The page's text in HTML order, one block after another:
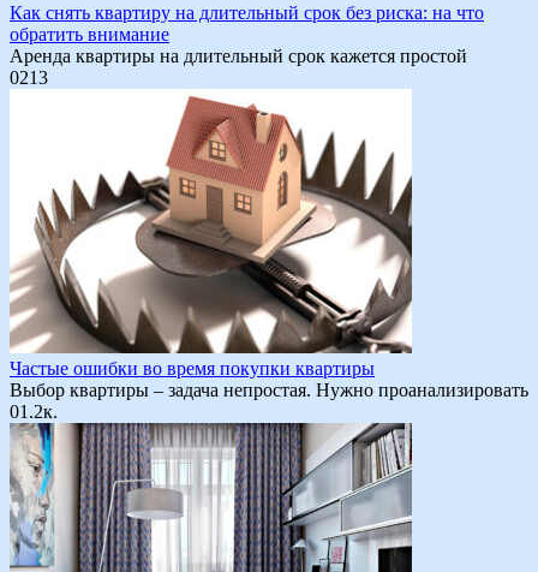
Как снять квартиру на длительный срок без риска: на что
обратить внимание
Аренда квартиры на длительный срок кажется простой
0213
Частые ошибки во время покупки квартиры
Выбор квартиры – задача непростая. Нужно проанализировать
01.2к.